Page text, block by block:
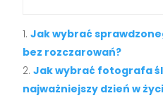
Jak wybrać
bez rozczarowań?
Jak wybrać fotografa
najważniejszy dzień w